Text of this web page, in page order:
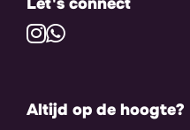
Altijd op de hoogte?